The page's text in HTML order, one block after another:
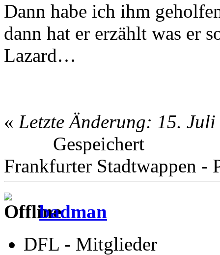
Dann habe ich ihm
dann hat er erzählt was er
Lazard…
« Letzte Änderung: 15.
Gespeichert
Frankfurter Stadtwappen -
badman
DFL - Mitglieder